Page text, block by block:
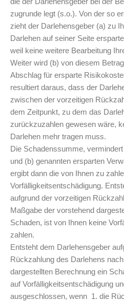
zugrunde legt (s.o.). Von der so
zieht der Darlehensgeber (a) zu
Darlehen auf seiner Seite
weil keine weitere Bearbeitung
Weiter wird (b) von diesem
Abschlag für ersparte
resultiert daraus, dass der
zwischen der vorzeitigen
dem Zeitpunkt, zu dem das
zurückzuzahlen gewesen wäre,
Darlehen mehr tragen muss.
Die Schadenssumme,
und (b) genannten ersparten
ergibt dann die von Ihnen zu
Vorfälligkeitsentschädigung.
aufgrund der vorzeitigen
Maßgabe der vorstehend
Schaden, ist von Ihnen keine
zahlen.
Entsteht dem Darlehensgeber
Rückzahlung des Darlehens
dargestellten Berechnung ein
auf Vorfälligkeitsentschädigung
ausgeschlossen, wenn 1. die